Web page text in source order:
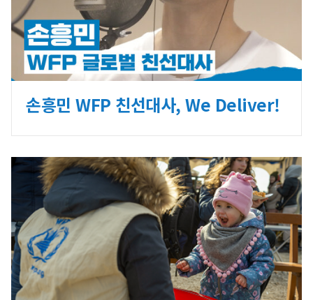
손흥민 WFP 친선대사, We Deliver!